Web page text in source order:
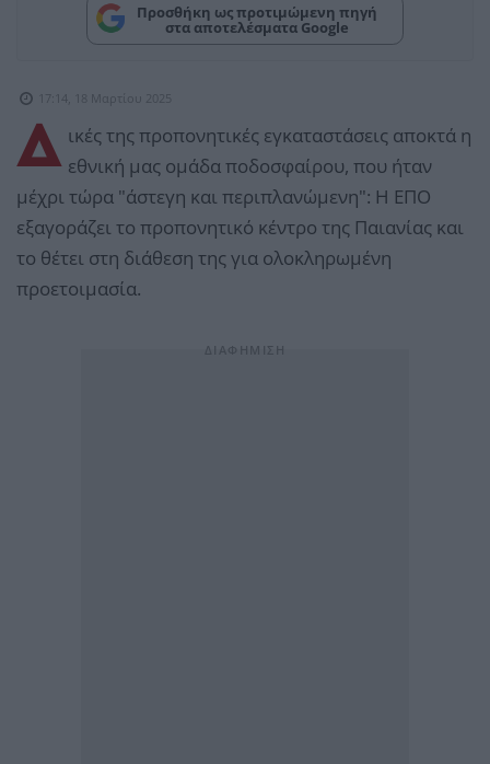
Προσθήκη ως προτιμώμενη πηγή
στα αποτελέσματα Google
17:14, 18 Μαρτίου 2025
Δ ικές της προπονητικές εγκαταστάσεις αποκτά η
εθνική μας ομάδα ποδοσφαίρου, που ήταν
μέχρι τώρα "άστεγη και περιπλανώμενη": Η ΕΠΟ
εξαγοράζει το προπονητικό κέντρο της Παιανίας και
το θέτει στη διάθεση της για ολοκληρωμένη
προετοιμασία.